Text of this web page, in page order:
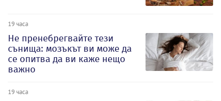
19 часа
Не пренебрегвайте тези
сънища: мозъкът ви може да
се опитва да ви каже нещо
важно
19 часа